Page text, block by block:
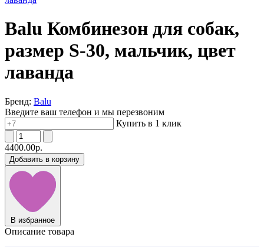
Balu Комбинезон для собак,
размер S-30, мальчик, цвет
лаванда
Бренд: Balu
Введите ваш телефон и мы перезвоним
Купить в 1 клик
4400.00р.
Добавить в корзину
В избранное
Описание товара